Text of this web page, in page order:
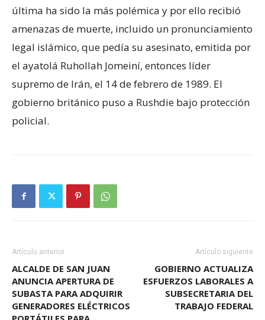
última ha sido la más polémica y por ello recibió
amenazas de muerte, incluido un pronunciamiento
legal islámico, que pedía su asesinato, emitida por
el ayatolá Ruhollah Jomeiní, entonces líder
supremo de Irán, el 14 de febrero de 1989. El
gobierno británico puso a Rushdie bajo protección
policial.
Artículo anterior
ALCALDE DE SAN JUAN
ANUNCIA APERTURA DE
SUBASTA PARA ADQUIRIR
GENERADORES ELÉCTRICOS
Artículo siguiente
GOBIERNO ACTUALIZA
ESFUERZOS LABORALES A
SUBSECRETARIA DEL
TRABAJO FEDERAL